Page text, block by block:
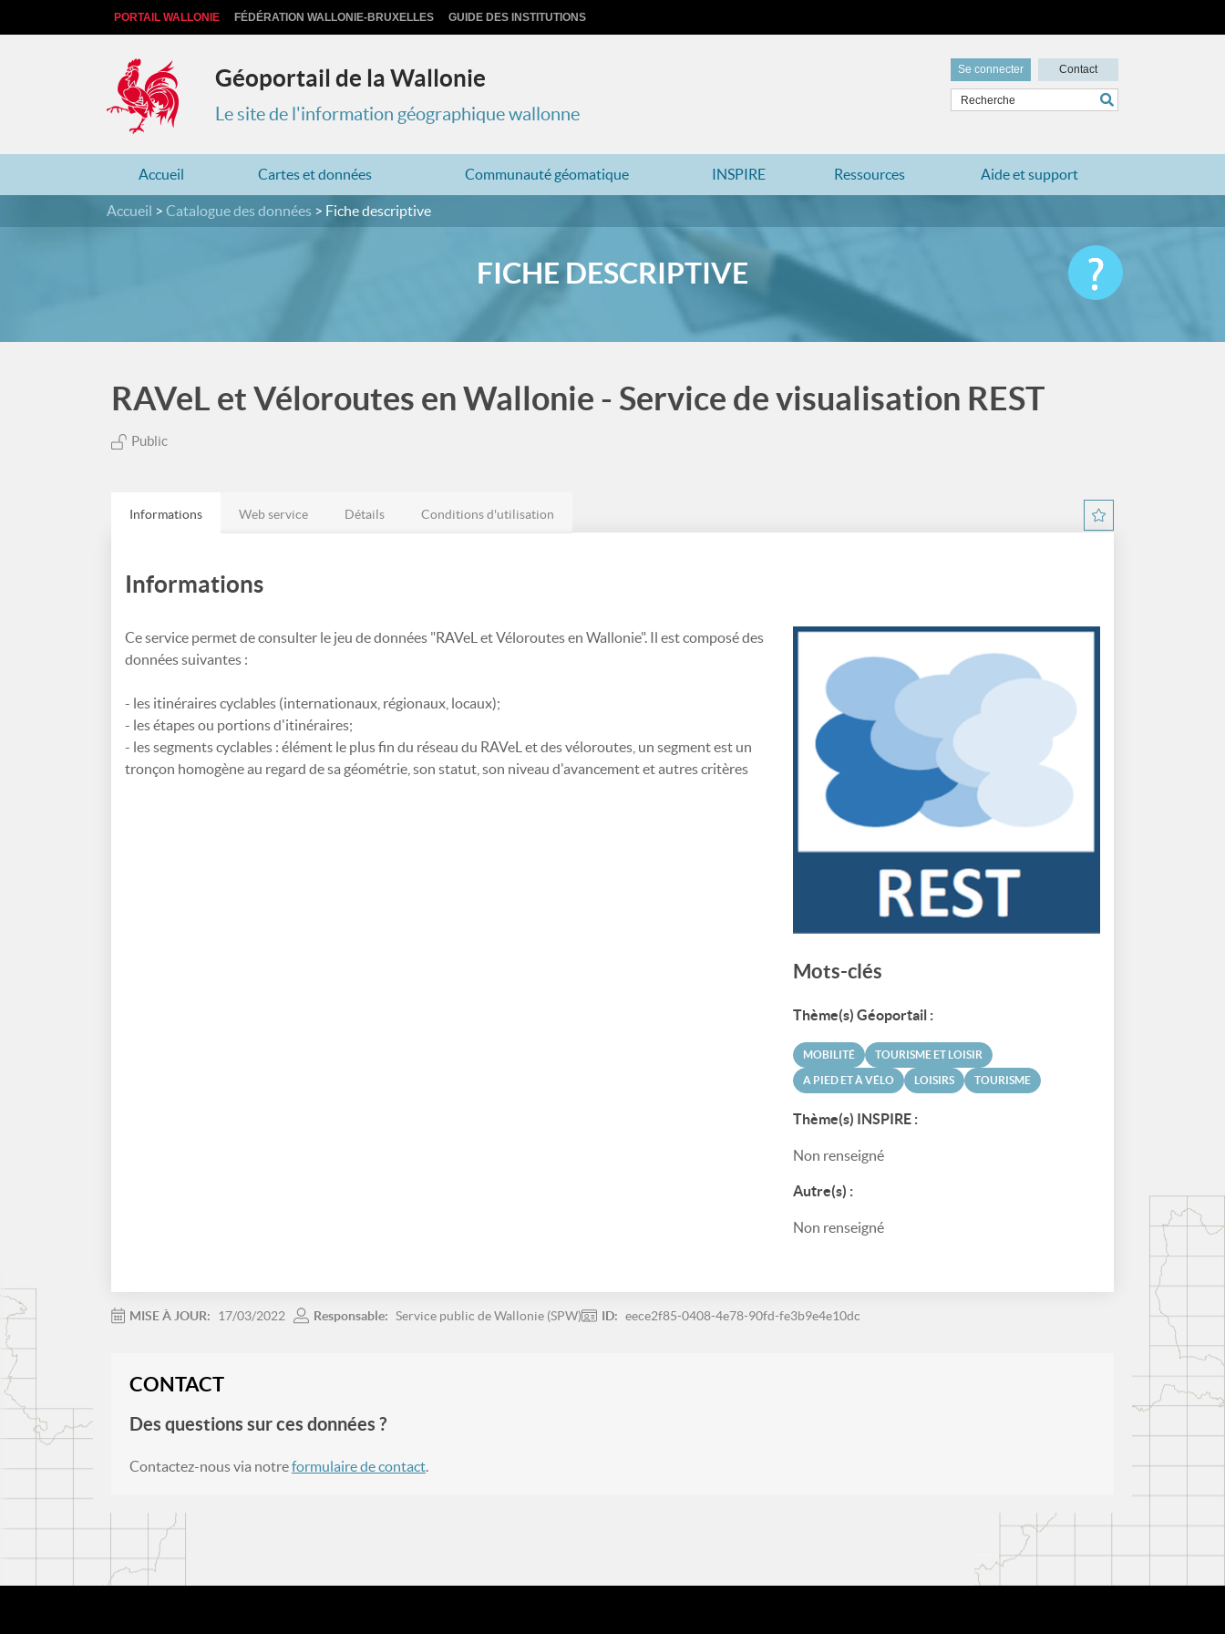
PORTAIL WALLONIE FÉDÉRATION WALLONIE-BRUXELLES GUIDE DES INSTITUTIONS
Géoportail de la Wallonie
Le site de l'information géographique wallonne
Se connecter Contact
Accueil Cartes et données Communauté géomatique INSPIRE Ressources Aide et support
Accueil Catalogue des données Fiche descriptive
FICHE DESCRIPTIVE
RAVeL et Véloroutes en Wallonie - Service de visualisation REST
Public
Informations Web service Détails Conditions d'utilisation
Informations
Ce service permet de consulter le jeu de données "RAVeL et Véloroutes en Wallonie". Il est composé des
données suivantes :
- les itinéraires cyclables (internationaux, régionaux, locaux);
- les étapes ou portions d'itinéraires;
- les segments cyclables : élément le plus fin du réseau du RAVeL et des véloroutes, un segment est un
tronçon homogène au regard de sa géométrie, son statut, son niveau d'avancement et autres critères
Mots-clés
Thème(s) Géoportail :
MOBILITÉ TOURISME ET LOISIR
A PIED ET À VÉLO LOISIRS TOURISME
Thème(s) INSPIRE :
Non renseigné
Autre(s) :
Non renseigné
MISE À JOUR: 17/03/2022 Responsable: Service public de Wallonie (SPW) ID: eece2f85-0408-4e78-90fd-fe3b9e4e10dc
CONTACT
Des questions sur ces données ?
Contactez-nous via notreformulaire de contact.